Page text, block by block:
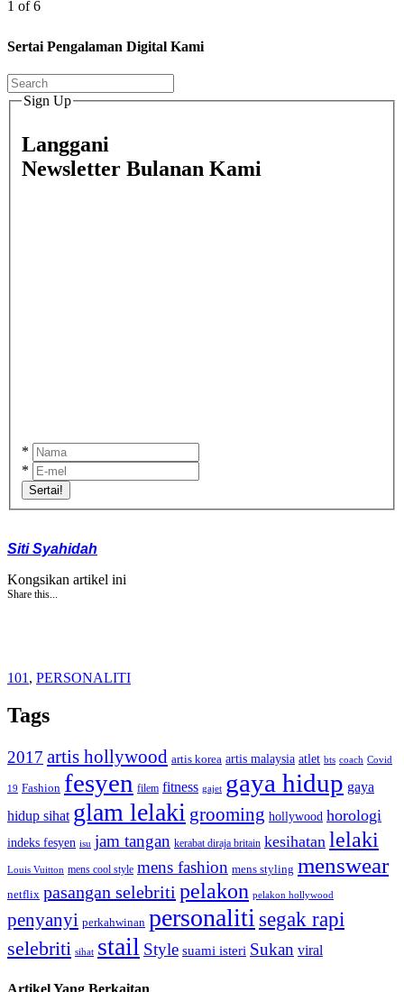
1 of 6
Sertai Pengalaman Digital Kami
Sign Up
Langgani
Newsletter Bulanan Kami
*
*
Sertai!
Siti Syahidah
Kongsikan artikel ini
Share this...
101 , PERSONALITI
Tags
2017 artis hollywood artis korea artis malaysia atlet bts coach Covid
19 Fashion fesyen filem fitness gajet gaya hidup gaya
hidup sihat glam lelaki grooming hollywood horologi
indeks fesyen isu jam tangan kerabat diraja britain kesihatan lelaki
Louis Vuitton mens cool style mens fashion mens styling menswear
netflix pasangan selebriti pelakon pelakon hollywood
penyanyi perkahwinan personalitisegak rapi
selebriti sihat stail Style suami isteri Sukan viral
Artikel Yang Berkaitan